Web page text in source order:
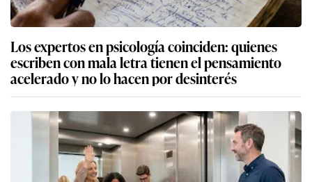
Los expertos en psicología coinciden: quienes
escriben con mala letra tienen el pensamiento
acelerado y no lo hacen por desinterés